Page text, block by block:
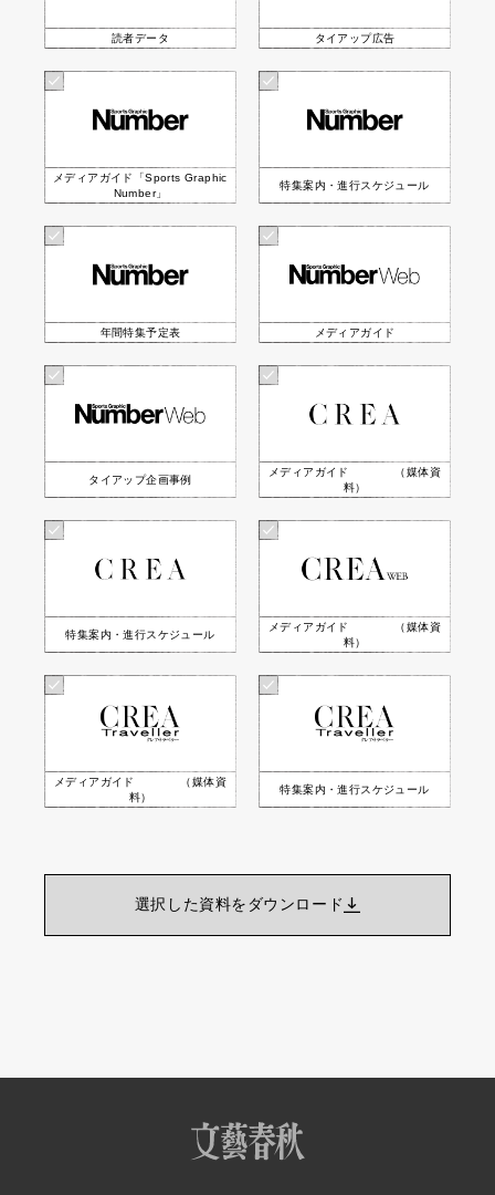
読者データ タイアップ広告
メディアガイド「Sports Graphic
Number」
特集案内・進行スケジュール
年間特集予定表 メディアガイド
タイアップ企画事例
メディアガイド （媒体資
料）
特集案内・進行スケジュール
メディアガイド （媒体資
料）
メディアガイド （媒体資
料）
特集案内・進行スケジュール
選択した資料をダウンロード